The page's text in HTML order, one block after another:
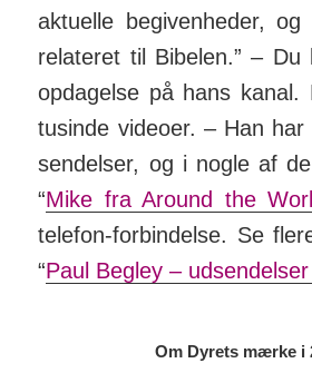
ak­tuelle begiv­en­heder,
rela­teret til Bibelen.” –
op­dagelse på hans kanal.
tu­sinde videoer. – Han
sen­delser, og i nogle af
“Mike fra Around the
telefon-for­bin­delse. Se
“Paul Begley –
Om Dyrets mærke i